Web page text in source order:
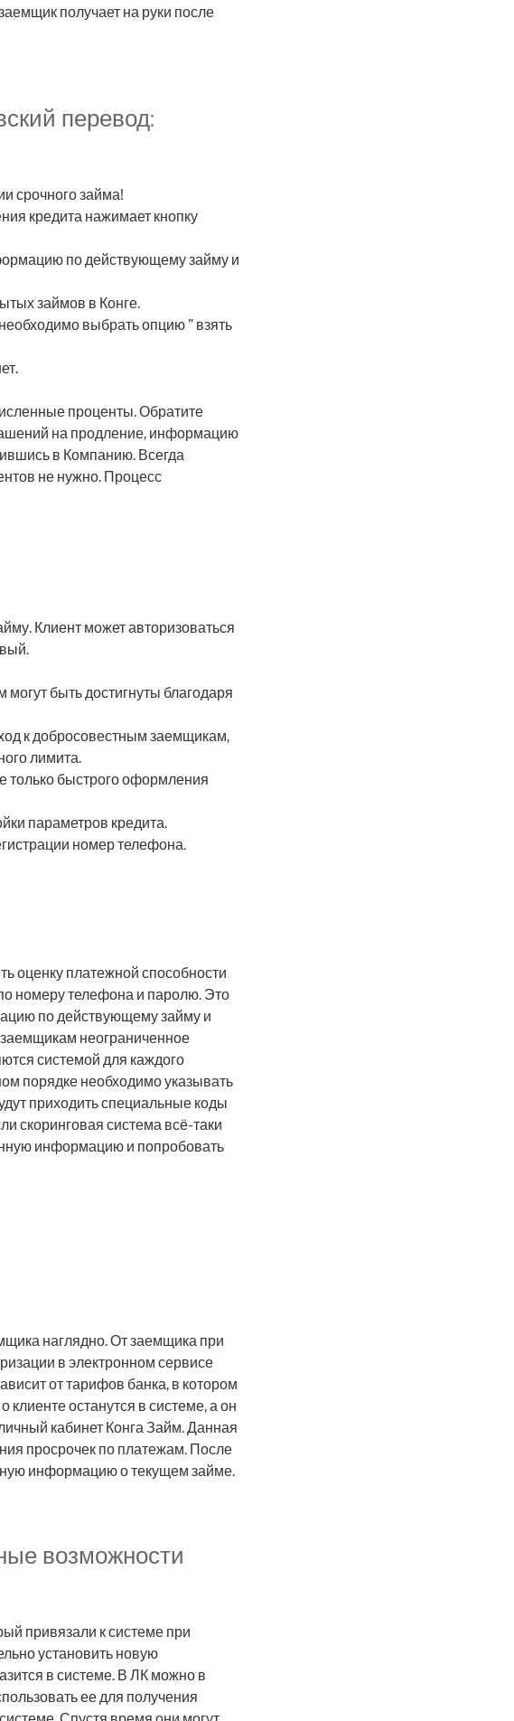
получает на руки после
перевод:
срочного займа!
кредита нажимает кнопку
по действующему займу и
займов в Конге.
выбрать опцию ” взять
проценты. Обратите
на продление, информацию
в Компанию. Всегда
не нужно. Процесс
Клиент может авторизоваться
быть достигнуты благодаря
к добросовестным заемщикам,
лимита.
только быстрого оформления
параметров кредита.
номер телефона.
оценку платежной способности
номеру телефона и паролю. Это
по действующему займу и
заемщикам неограниченное
системой для каждого
порядке необходимо указывать
приходить специальные коды
скоринговая система всё-таки
информацию и попробовать
наглядно. От заемщика при
в электронном сервисе
от тарифов банка, в котором
останутся в системе, а он
кабинет Конга Займ. Данная
просрочек по платежам. После
информацию о текущем займе.
возможности
привязали к системе при
установить новую
в системе. В ЛК можно в
ее для получения